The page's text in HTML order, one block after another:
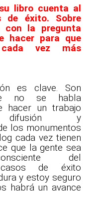
libro cuenta al
de éxito. Sobre
con la pregunta
hacer para que
vez más
es clave. Son
no se habla
hacer un trabajo
y
los monumentos
cada vez tienen
que la gente sea
del
casos de éxito
y estoy seguro
habrá un avance